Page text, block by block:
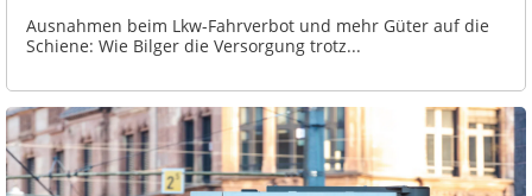
Ausnahmen beim Lkw-Fahrverbot und mehr Güter auf die
Schiene: Wie Bilger die Versorgung trotz...